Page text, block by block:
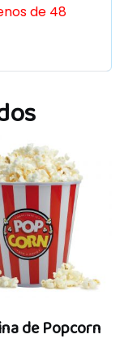
de 48
de Popcorn